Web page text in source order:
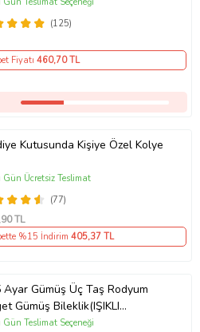
(125)
Fiyatı 460,70 TL
Kutusunda Kişiye Özel Kolye
(77)
Gün Ücretsiz Teslimat
TL
%15 İndirim 405,37 TL
Ayar Gümüş Üç Taş Rodyum
Gümüş Bileklik(IŞIKLI
Gün Teslimat Seçeneği